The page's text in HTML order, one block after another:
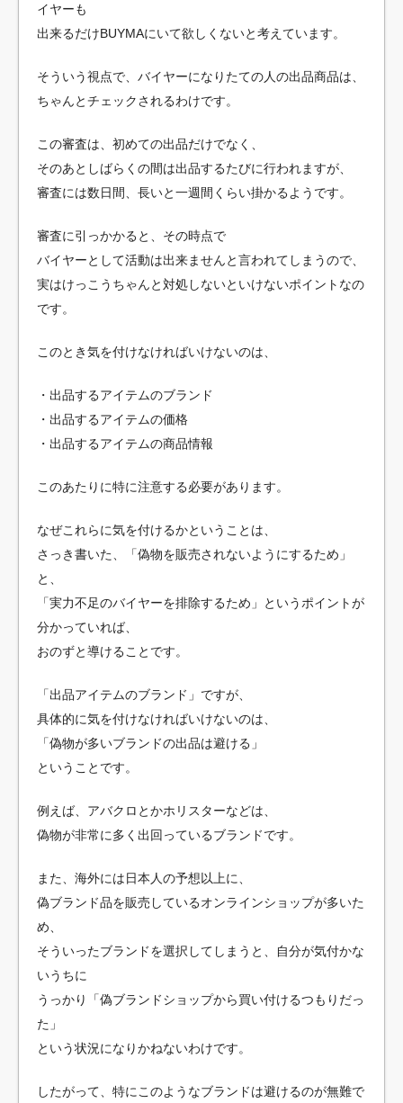
イヤーも
出来るだけBUYMAにいて欲しくないと考えています。
そういう視点で、バイヤーになりたての人の出品商品は、
ちゃんとチェックされるわけです。
この審査は、初めての出品だけでなく、
そのあとしばらくの間は出品するたびに行われますが、
審査には数日間、長いと一週間くらい掛かるようです。
審査に引っかかると、その時点で
バイヤーとして活動は出来ませんと言われてしまうので、
実はけっこうちゃんと対処しないといけないポイントなの
です。
このとき気を付けなければいけないのは、
・出品するアイテムのブランド
・出品するアイテムの価格
・出品するアイテムの商品情報
このあたりに特に注意する必要があります。
なぜこれらに気を付けるかということは、
さっき書いた、「偽物を販売されないようにするため」
と、
「実力不足のバイヤーを排除するため」というポイントが
分かっていれば、
おのずと導けることです。
「出品アイテムのブランド」ですが、
具体的に気を付けなければいけないのは、
「偽物が多いブランドの出品は避ける」
ということです。
例えば、アバクロとかホリスターなどは、
偽物が非常に多く出回っているブランドです。
また、海外には日本人の予想以上に、
偽ブランド品を販売しているオンラインショップが多いた
め、
そういったブランドを選択してしまうと、自分が気付かな
いうちに
うっかり「偽ブランドショップから買い付けるつもりだっ
た」
という状況になりかねないわけです。
したがって、特にこのようなブランドは避けるのが無難で